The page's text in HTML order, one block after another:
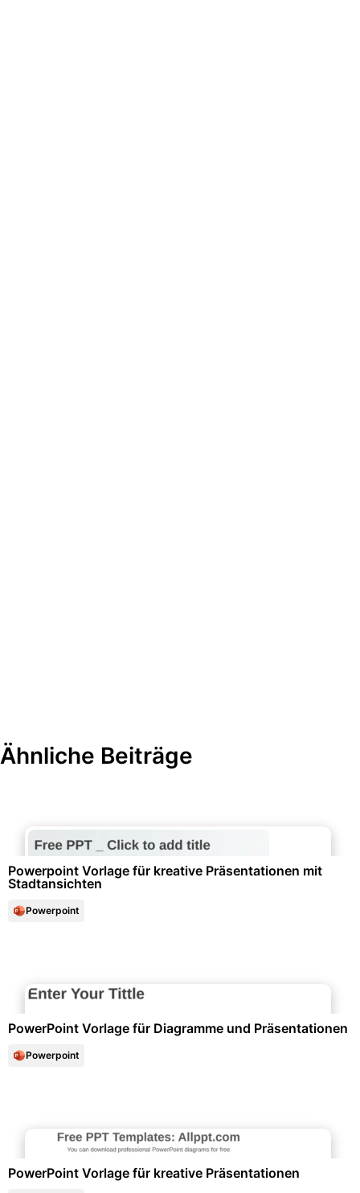
Ähnliche Beiträge
Powerpoint Vorlage für kreative Präsentationen mit
Stadtansichten
Powerpoint
PowerPoint Vorlage für Diagramme und Präsentationen
Powerpoint
PowerPoint Vorlage für kreative Präsentationen